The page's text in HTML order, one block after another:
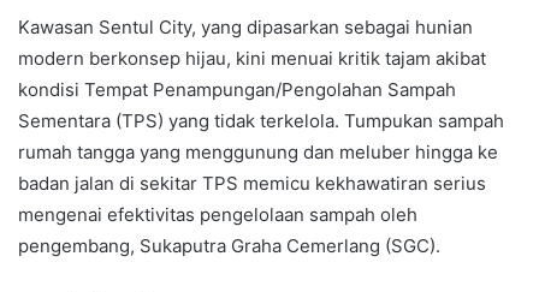
Kawasan Sentul City, yang dipasarkan sebagai hunian
modern berkonsep hijau, kini menuai kritik tajam akibat
kondisi Tempat Penampungan/Pengolahan Sampah
Sementara (TPS) yang tidak terkelola. Tumpukan sampah
rumah tangga yang menggunung dan meluber hingga ke
badan jalan di sekitar TPS memicu kekhawatiran serius
mengenai efektivitas pengelolaan sampah oleh
pengembang, Sukaputra Graha Cemerlang (SGC).